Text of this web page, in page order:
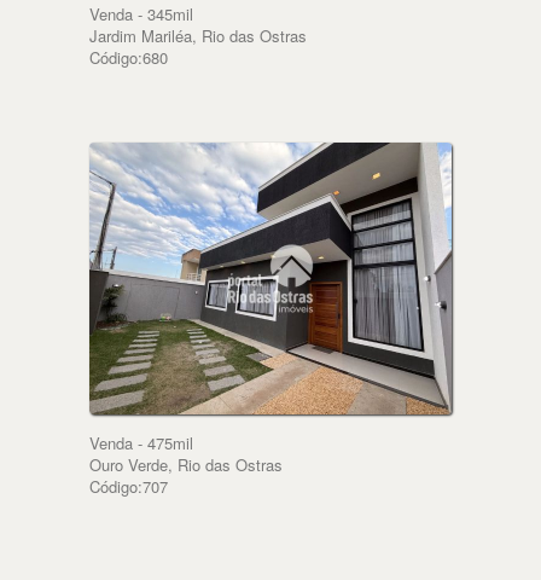
Venda - 345mil
Jardim Mariléa, Rio das Ostras
Código:680
Venda - 475mil
Ouro Verde, Rio das Ostras
Código:707